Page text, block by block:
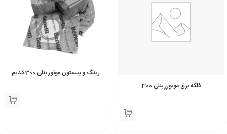
فلکه برق موتورر بنلی 300
رینگ و پیستون موتور بنلی 300 قدیم